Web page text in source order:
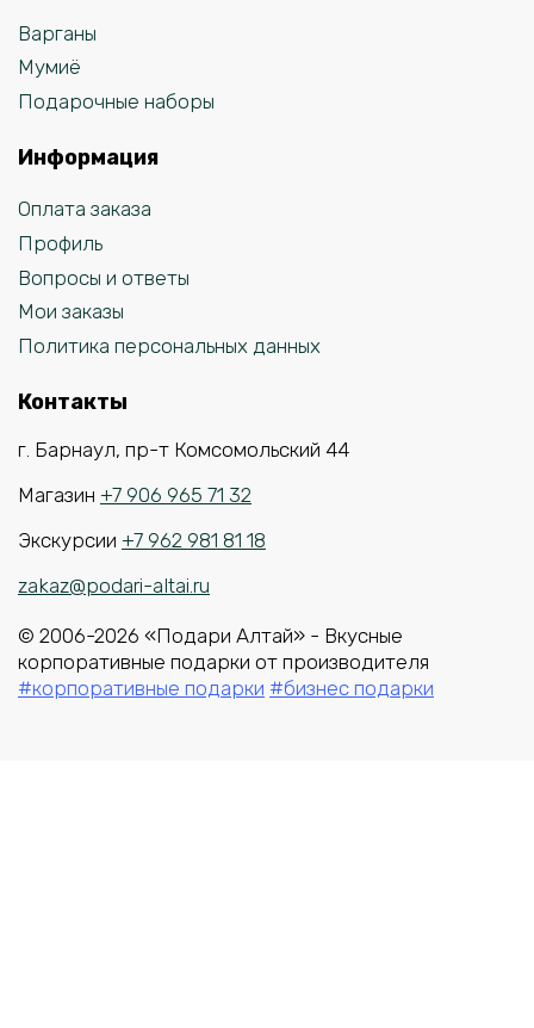
Варганы
Мумиё
Подарочные наборы
Информация
Оплата заказа
Профиль
Вопросы и ответы
Мои заказы
Политика персональных данных
Контакты
г. Барнаул, пр-т Комсомольский 44
Магазин +7 906 965 71 32
Экскурсии +7 962 981 81 18
zakaz@podari-altai.ru
© 2006-2026 «Подари Алтай» - Вкусные
корпоративные подарки от производителя
#корпоративные подарки #бизнес подарки